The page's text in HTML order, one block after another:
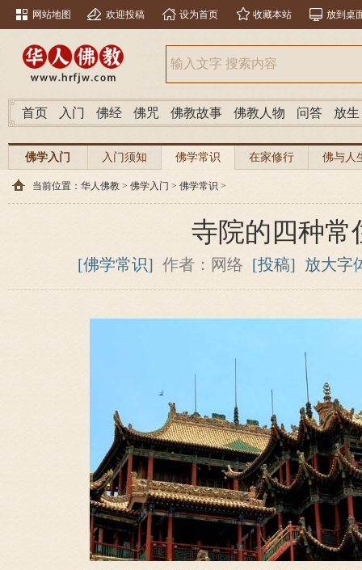
网站地图 欢迎投稿 设为首页 收藏本站 放到桌
首页 入门 佛经 佛咒 佛教故事 佛教人物 问答 放生
佛学入门 入门须知 佛学常识 在家修行 佛与人
当前位置： 华人佛教 > 佛学入门 > 佛学常识 >
寺院的四种常
[佛学常识] 作者：网络 [投稿] 放大字